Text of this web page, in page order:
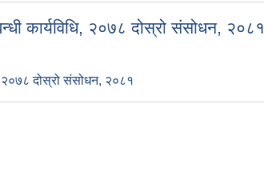
कार्यविधि, २०७८ दोस्रो संसोधन, २०८१
२०७८ दोस्रो संसोधन, २०८१